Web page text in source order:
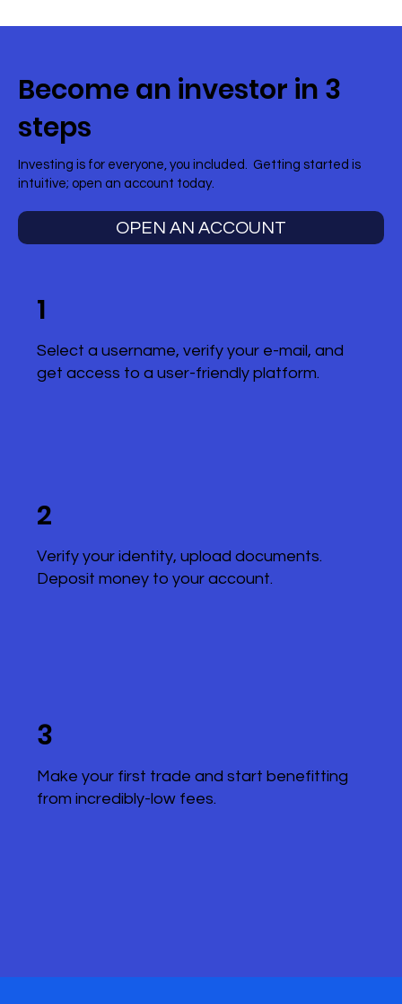
Become an investor in 3
steps
Investing is for everyone, you included. Getting started is
intuitive; open an account today.
OPEN AN ACCOUNT
1
Select a username, verify your e-mail, and
get access to a user-friendly platform.
2
Verify your identity, upload documents.
Deposit money to your account.
3
Make your first trade and start benefitting
from incredibly-low fees.